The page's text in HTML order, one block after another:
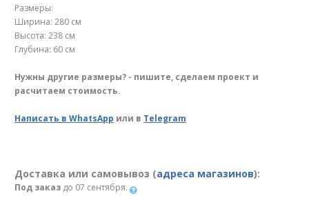
Размеры:
Ширина: 280 см
Высота: 238 см
Глубина: 60 см
Нужны другие размеры? - пишите, сделаем проект и
расчитаем стоимость.
Написать в WhatsApp или в Telegram
Доставка или самовывоз (адреса магазинов):
Под заказ до 07 сентября.